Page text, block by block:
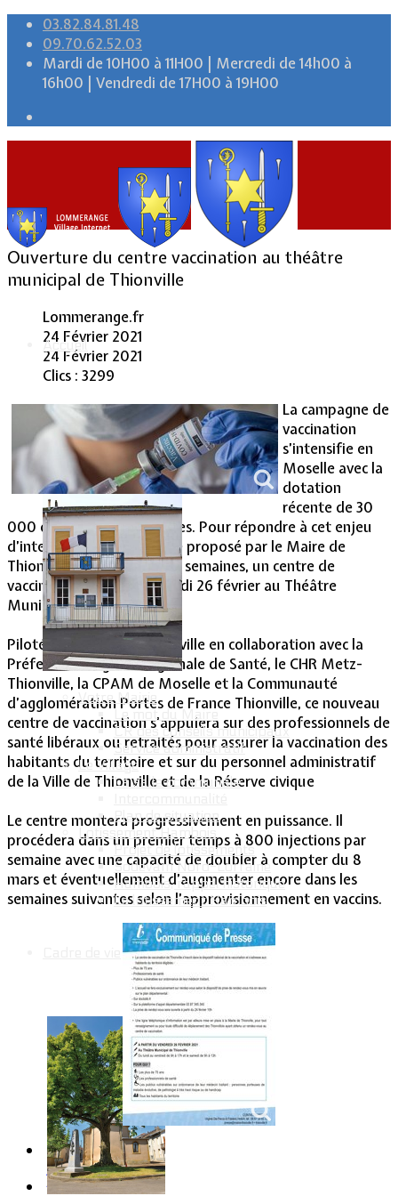
03.82.84.81.48
09.70.62.52.03
Mardi de 10H00 à 11H00 | Mercredi de 14h00 à
16h00 | Vendredi de 17H00 à 19H00
Accueil
Vie Municipale
Votre Mairie
Le mot du Maire
CR des conseils municipaux
Service administratif
Le Village
La salle communale
Plan de situation
Lotissement Hambois
Projet de lotissements
Sodevam Nord-Lorraine
Hambois, rappel historique
Le lotissement Hambois
Ouverture du centre vaccination au théâtre
municipal de Thionville
Lommerange.fr
24 Février 2021
24 Février 2021
Clics : 3299
La campagne de
vaccination
s’intensifie en
Moselle avec la
dotation
récente de 30
000 doses supplémentaires. Pour répondre à cet enjeu
d’intensification et comme proposé par le Maire de
Thionville depuis plusieurs semaines, un centre de
vaccination ouvrira vendredi 26 février au Théâtre
Municipal de Thionville
Piloté par la Ville de Thionville en collaboration avec la
Préfecture, l’Agence régionale de Santé, le CHR Metz-
Thionville, la CPAM de Moselle et la Communauté
d’agglomération Portes de France Thionville, ce nouveau
centre de vaccination s’appuiera sur des professionnels de
santé libéraux ou retraités pour assurer la vaccination des
habitants du territoire et sur du personnel administratif
de la Ville de Thionville et de la Réserve civique
Le centre montera progressivement en puissance. Il
procédera dans un premier temps à 800 injections par
semaine avec une capacité de doubler à compter du 8
mars et éventuellement d’augmenter encore dans les
semaines suivantes selon l’approvisionnement en vaccins.